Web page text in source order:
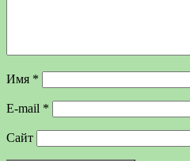
Имя *
E-mail *
Сайт